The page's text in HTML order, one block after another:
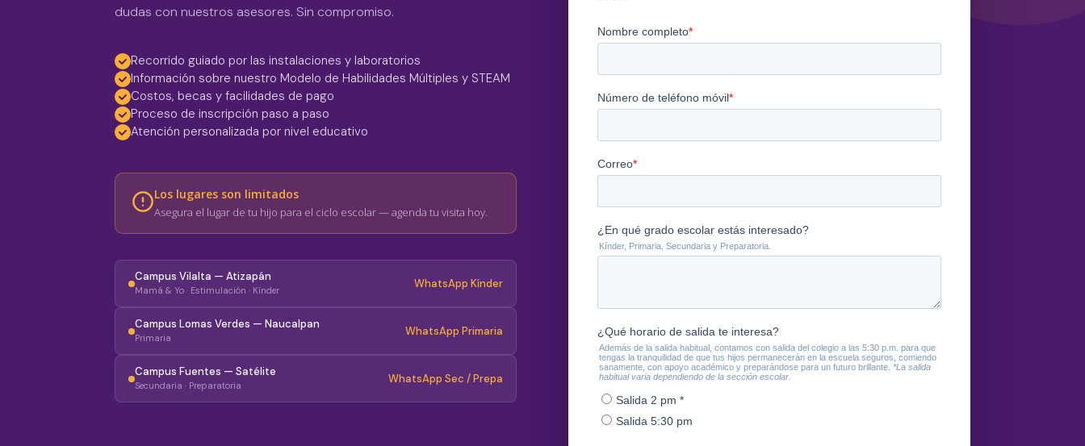
dudas con nuestros asesores. Sin compromiso.
Recorrido guiado por las instalaciones y laboratorios
Información sobre nuestro Modelo de Habilidades Múltiples y STEAM
Costos, becas y facilidades de pago
Proceso de inscripción paso a paso
Atención personalizada por nivel educativo
Los lugares son limitados
Asegura el lugar de tu hijo para el ciclo escolar — agenda tu visita hoy.
Campus Vilalta — Atizapán
Mamá & Yo · Estimulación · Kínder
WhatsApp Kínder
Campus Lomas Verdes — Naucalpan
Primaria
WhatsApp Primaria
Campus Fuentes — Satélite
Secundaria · Preparatoria
WhatsApp Sec / Prepa